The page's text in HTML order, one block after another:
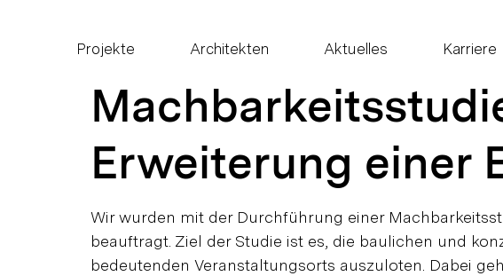
Projekte Architekten Aktuelles Karriere
Erweiterung einer
Wir wurden mit der Durchführung einer
beauftragt. Ziel der Studie ist es, die baulichen und
bedeutenden Veranstaltungsorts auszuloten. Dabei